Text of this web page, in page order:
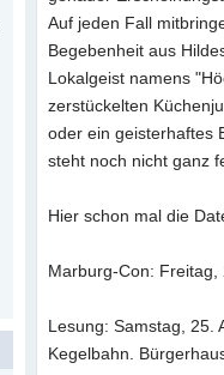
Auf jeden Fall
Begebenheit aus
Lokalgeist namens
zerstückelten
oder ein geisterhaftes
steht noch nicht ganz
Hier schon mal die
Marburg-Con: Freitag,
Lesung: Samstag, 25.
Kegelbahn.